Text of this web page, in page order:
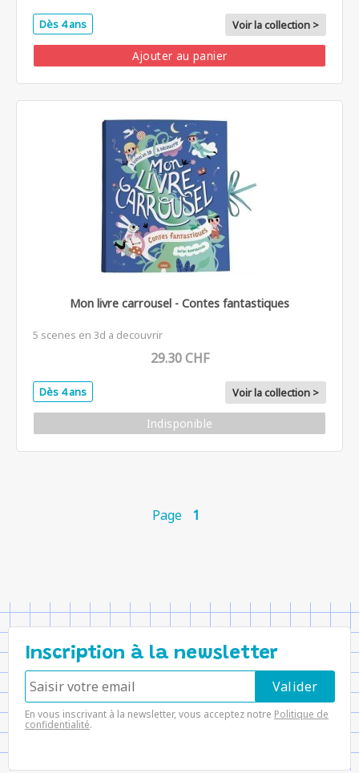
Dès 4 ans Voir la collection >
Ajouter au panier
Mon livre carrousel - Contes fantastiques
5 scenes en 3d a decouvrir
29.30 CHF
Dès 4 ans Voir la collection >
Indisponible
Page 1
Inscription à la newsletter
En vous inscrivant à la newsletter, vous acceptez notre Politique de
confidentialité.